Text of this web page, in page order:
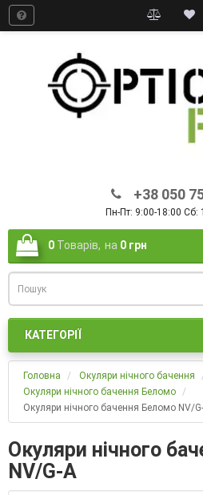
+38 050
Пн-Пт: 9:00-18:00 Сб:
0 Товарів, на 0 грн
КАТЕГОРІЇ
Головна
Окуляри нічного бачення
Окуляри нічного бачення Беломо
Окуляри нічного бачення Беломо NV/
Окуляри нічного
NV/G-A